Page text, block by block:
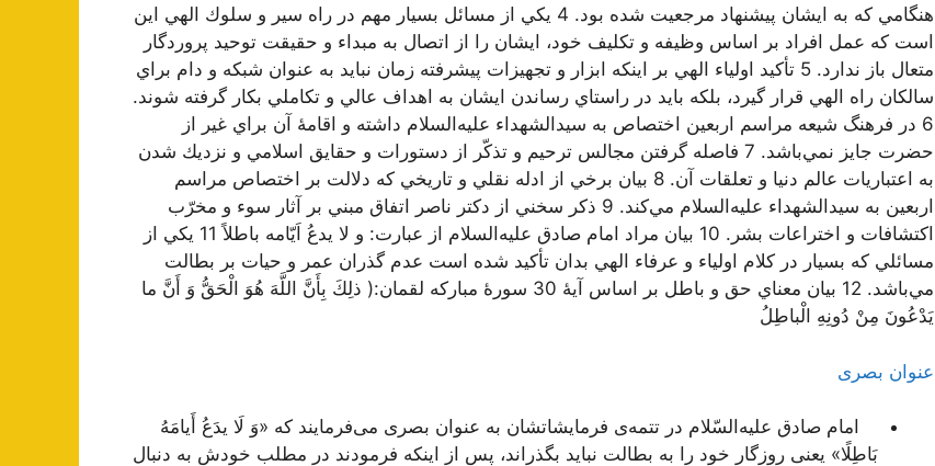
هنگامي كه به ايشان پيشنهاد مرجعيت شده بود. 4 يكي از مسائل بسيار مهم در راه سير و سلوك الهي اين
است كه عمل افراد بر اساس وظيفه و تكليف خود، ايشان را از اتصال به مبداء و حقيقت توحيد پروردگار
متعال باز ندارد. 5 تأكيد اولياء الهي بر اينكه ابزار و تجهيزات پيشرفته زمان نبايد به عنوان شبكه و دام براي
سالكان راه الهي قرار گيرد، بلكه بايد در راستاي رساندن ايشان به اهداف عالي و تكاملي بكار گرفته شوند.
6 در فرهنگ شيعه مراسم اربعين اختصاص به سيدالشهداء عليه‌السلام داشته و اقامۀ آن براي غير از
حضرت جايز نمي‌باشد. 7 فاصله گرفتن مجالس ترحيم و تذكّر از دستورات و حقايق اسلامي و نزديك شدن
به اعتباريات عالم دنيا و تعلقات آن. 8 بيان برخي از ادله نقلي و تاريخي كه دلالت بر اختصاص مراسم
اربعين به سيدالشهداء عليه‌السلام مي‌كند. 9 ذكر سخني از دكتر ناصر اتفاق مبني بر آثار سوء و مخرّب
اكتشافات و اختراعات بشر. 10 بيان مراد امام صادق عليه‌السلام از عبارت: و لا يدعُ اَيّامه باطلاً 11 يكي از
مسائلي كه بسيار در كلام اولياء و عرفاء الهي بدان تأكيد شده است عدم گذران عمر و حيات بر بطالت
مي‌باشد. 12 بيان معناي حق و باطل بر اساس آيۀ 30 سورۀ مباركه لقمان:( ذلِكَ بِأَنَّ اللَّهَ هُوَ الْحَقُّ وَ أَنَّ ما
يَدْعُونَ مِنْ دُونِهِ الْباطِلُ
عنوان بصری
امام صادق علیه‌السّلام در تتمه‌ی فرمایشاتشان به عنوان بصری می‌فرمایند كه «وَ لَا یدَعُ أَیامَهُ
بَاطِلًا» یعنی روزگار خود را به بطالت نباید بگذراند، پس از اینكه فرمودند در مطلب خودش به دنبال